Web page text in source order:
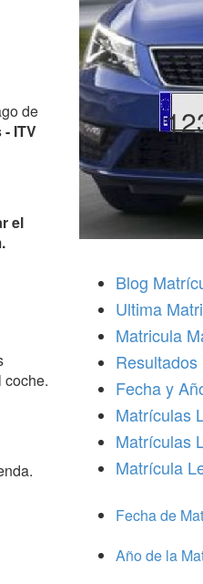
de
ITV
el
coche.
Blog
Ultima
Matricula
Fecha y
Matrículas
Matrículas
Matrícula
Fecha de
Año de la